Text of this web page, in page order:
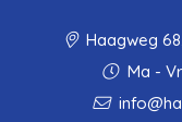
Haagweg
Ma -